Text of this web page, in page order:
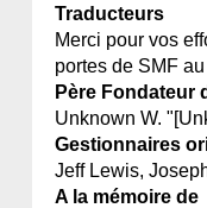
Traducteurs
Merci pour vos
portes de SMF
Père Fondateur
Unknown W.
Gestionnaires
Jeff Lewis,
A la mémoire de